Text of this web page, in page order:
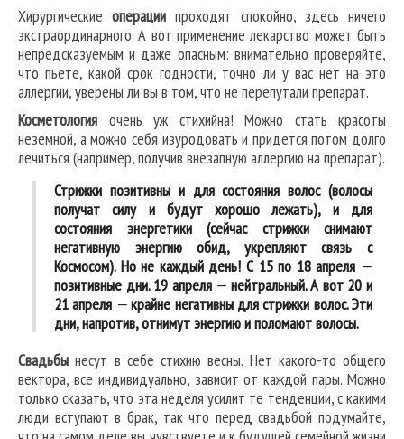
Хирургические операции проходят спокойно, здесь ничего
экстраординарного. А вот применение лекарство может быть
непредсказуемым и даже опасным: внимательно проверяйте,
что пьете, какой срок годности, точно ли у вас нет на это
аллергии, уверены ли вы в том, что не перепутали препарат.
Косметология очень уж стихийна! Можно стать красоты
неземной, а можно себя изуродовать и придется потом долго
лечиться (например, получив внезапную аллергию на препарат).
Стрижки позитивны и для состояния волос (волосы
получат силу и будут хорошо лежать), и для
состояния энергетики (сейчас стрижки снимают
негативную энергию обид, укрепляют связь с
Космосом). Но не каждый день! С 15 по 18 апреля —
позитивные дни. 19 апреля — нейтральный. А вот 20 и
21 апреля — крайне негативны для стрижки волос. Эти
дни, напротив, отнимут энергию и поломают волосы.
Свадьбы несут в себе стихию весны. Нет какого-то общего
вектора, все индивидуально, зависит от каждой пары. Можно
только сказать, что эта неделя усилит те тенденции, с какими
люди вступают в брак, так что перед свадьбой подумайте,